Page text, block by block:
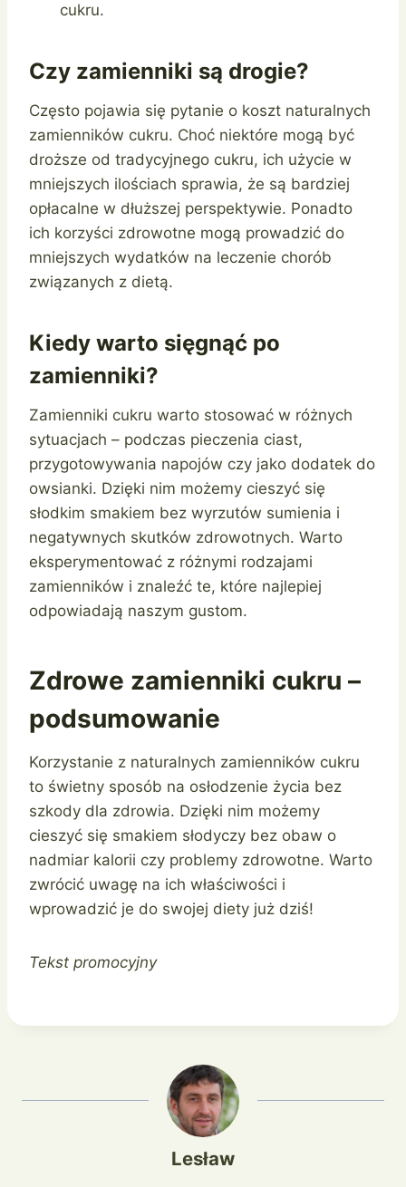
cukru.
Czy zamienniki są drogie?
Często pojawia się pytanie o koszt naturalnych
zamienników cukru. Choć niektóre mogą być
droższe od tradycyjnego cukru, ich użycie w
mniejszych ilościach sprawia, że są bardziej
opłacalne w dłuższej perspektywie. Ponadto
ich korzyści zdrowotne mogą prowadzić do
mniejszych wydatków na leczenie chorób
związanych z dietą.
Kiedy warto sięgnąć po
zamienniki?
Zamienniki cukru warto stosować w różnych
sytuacjach – podczas pieczenia ciast,
przygotowywania napojów czy jako dodatek do
owsianki. Dzięki nim możemy cieszyć się
słodkim smakiem bez wyrzutów sumienia i
negatywnych skutków zdrowotnych. Warto
eksperymentować z różnymi rodzajami
zamienników i znaleźć te, które najlepiej
odpowiadają naszym gustom.
Zdrowe zamienniki cukru –
podsumowanie
Korzystanie z naturalnych zamienników cukru
to świetny sposób na osłodzenie życia bez
szkody dla zdrowia. Dzięki nim możemy
cieszyć się smakiem słodyczy bez obaw o
nadmiar kalorii czy problemy zdrowotne. Warto
zwrócić uwagę na ich właściwości i
wprowadzić je do swojej diety już dziś!
Tekst promocyjny
Lesław